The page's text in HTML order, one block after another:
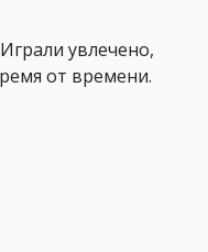
увлечено,
от времени.